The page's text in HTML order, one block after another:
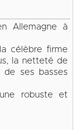
Allemagne à
célèbre firme
la netteté de
de ses basses
robuste et